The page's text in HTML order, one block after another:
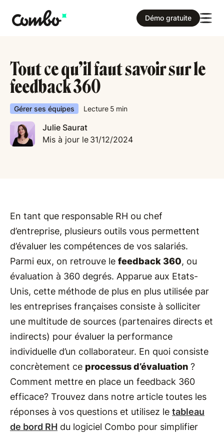
Démo gratuite
Tout ce qu’il faut savoir sur le
feedback 360
Gérer ses équipes Lecture 5 min
Julie Saurat
Mis à jour le 31/12/2024
En tant que responsable RH ou chef
d’entreprise, plusieurs outils vous permettent
d’évaluer les compétences de vos salariés.
Parmi eux, on retrouve le feedback 360, ou
évaluation à 360 degrés. Apparue aux Etats-
Unis, cette méthode de plus en plus utilisée par
les entreprises françaises consiste à solliciter
une multitude de sources (partenaires directs et
indirects) pour évaluer la performance
individuelle d’un collaborateur. En quoi consiste
concrètement ce processus d’évaluation ?
Comment mettre en place un feedback 360
efficace? Trouvez dans notre article toutes les
réponses à vos questions et utilisez le tableau
de bord RH du logiciel Combo pour simplifier